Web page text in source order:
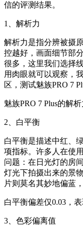
信的评测结果。
1、解析力
解析力是指分辨被摄
控越好，画面细节部
很多，这里我们选择
用肉眼就可以观察，
区，测试魅族PRO 7
魅族PRO 7 Plus的解
2、白平衡
白平衡是描述中红、
项指标。许多人在使
问题：在日光灯的房
灯光下拍摄出来的景
片则莫名其妙地偏蓝
白平衡偏差仅0.03，表
3、色彩偏离值